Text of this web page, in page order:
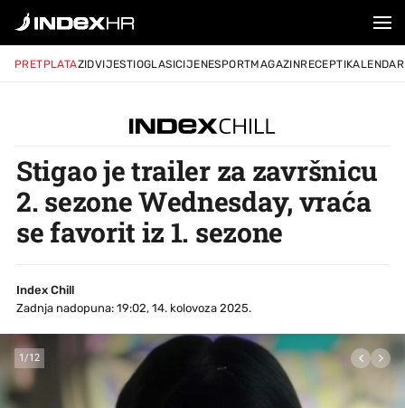
PRETPLATAZIDVIJESTIOGLASICIJENESPORTMAGAZINRECEPTIKALENDAR
Stigao je trailer za završnicu
2. sezone Wednesday, vraća
se favorit iz 1. sezone
Index Chill
Zadnja nadopuna: 19:02, 14. kolovoza 2025.
1/12